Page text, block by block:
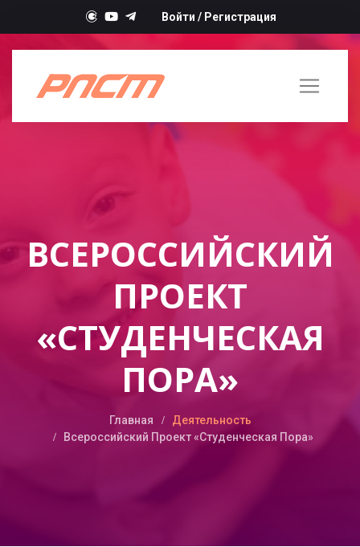
Войти / Регистрация
ВСЕРОССИЙСКИЙ
ПРОЕКТ
«СТУДЕНЧЕСКАЯ
ПОРА»
Главная
Деятельность
Всероссийский Проект «Студенческая Пора»